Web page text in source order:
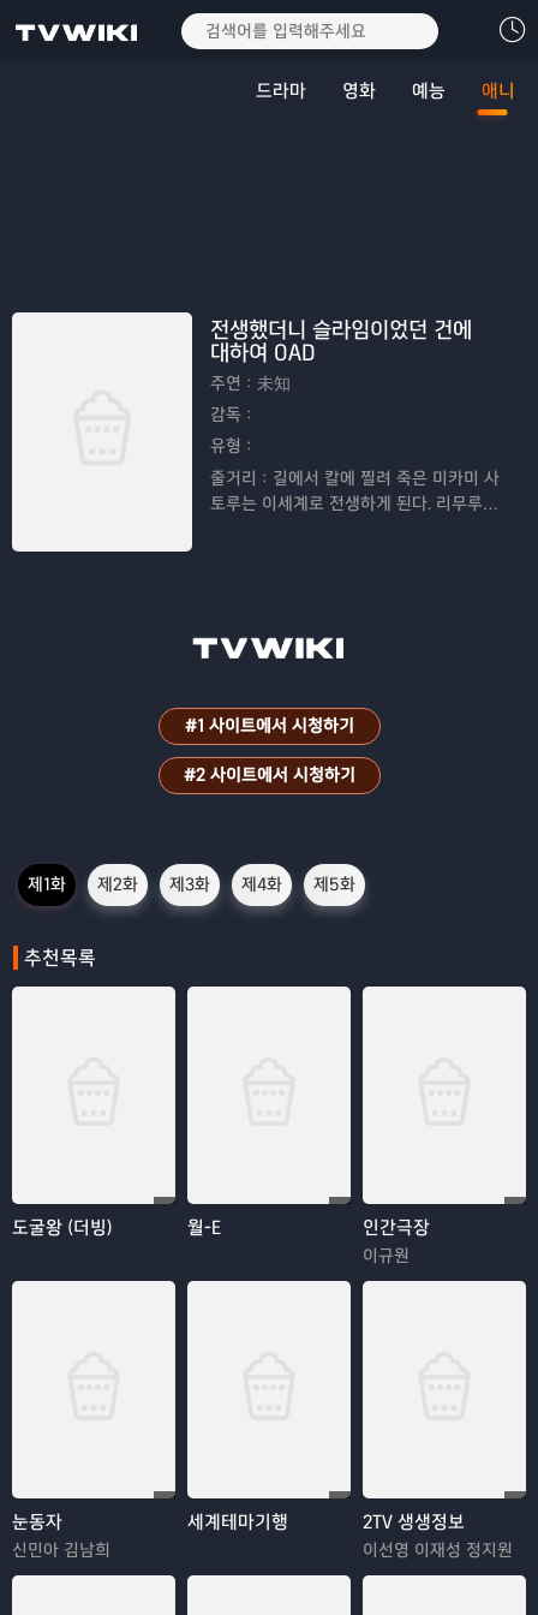
드라마 영화 예능 애니
전생했더니 슬라임이었던 건에
대하여 OAD
주연： 未知
감독：
유형：
줄거리： 길에서 칼에 찔려 죽은 미카미 사
토루는 이세계로 전생하게 된다. 리무루라
#1 사이트에서 시청하기
#2 사이트에서 시청하기
제1화 제2화 제3화 제4화 제5화
추천목록
도굴왕 (더빙) 월-E 인간극장
이규원
눈동자
신민아 김남희
세계테마기행 2TV 생생정보
이선영 이재성 정지원